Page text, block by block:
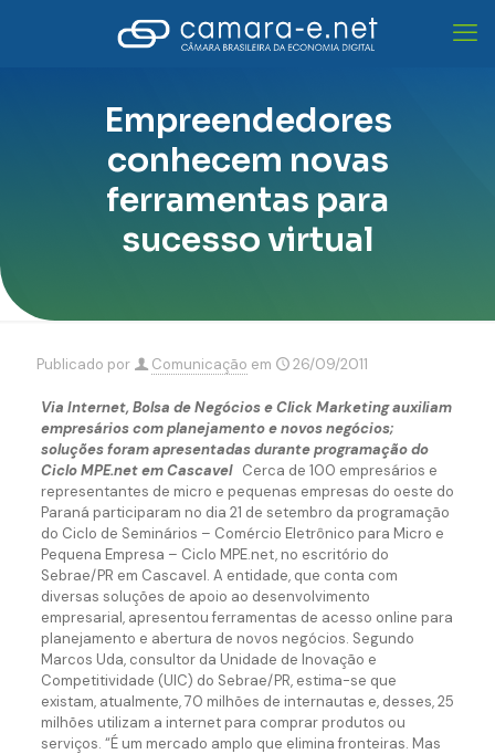
Empreendedores
conhecem novas
ferramentas para
sucesso virtual
Publicado por Comunicação em 26/09/2011
Via Internet, Bolsa de Negócios e Click Marketing auxiliam
empresários com planejamento e novos negócios;
soluções foram apresentadas durante programação do
Ciclo MPE.net em CascavelCerca de 100 empresários e
representantes de micro e pequenas empresas do oeste do
Paraná participaram no dia 21 de setembro da programação
do Ciclo de Seminários – Comércio Eletrônico para Micro e
Pequena Empresa – Ciclo MPE.net, no escritório do
Sebrae/PR em Cascavel. A entidade, que conta com
diversas soluções de apoio ao desenvolvimento
empresarial, apresentou ferramentas de acesso online para
planejamento e abertura de novos negócios. Segundo
Marcos Uda, consultor da Unidade de Inovação e
Competitividade (UIC) do Sebrae/PR, estima-se que
existam, atualmente, 70 milhões de internautas e, desses, 25
milhões utilizam a internet para comprar produtos ou
serviços. “É um mercado amplo que elimina fronteiras. Mas